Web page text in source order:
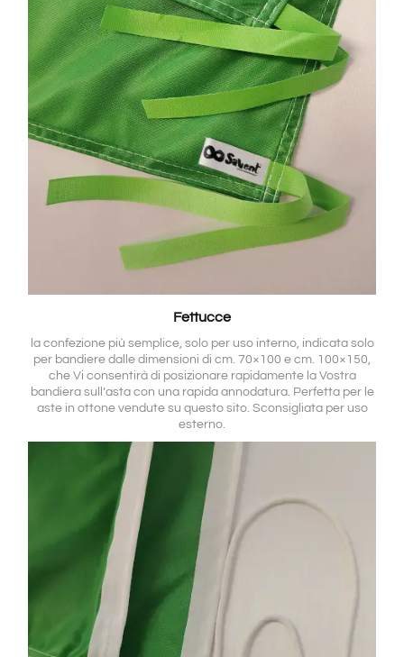
Fettucce
la confezione più semplice, solo per uso interno, indicata solo
per bandiere dalle dimensioni di cm. 70×100 e cm. 100×150,
che Vi consentirà di posizionare rapidamente la Vostra
bandiera sull’asta con una rapida annodatura. Perfetta per le
aste in ottone vendute su questo sito. Sconsigliata per uso
esterno.